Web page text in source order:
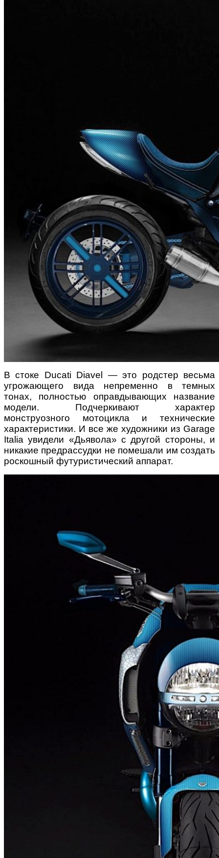
В стоке Ducati Diavel — это родстер весьма
угрожающего вида непременно в темных
тонах, полностью оправдывающих название
модели. Подчеркивают характер
монструозного мотоцикла и технические
характеристики. И все же художники из Garage
Italia увидели «Дьявола» с другой стороны, и
никакие предрассудки не помешали им создать
роскошный футуристический аппарат.